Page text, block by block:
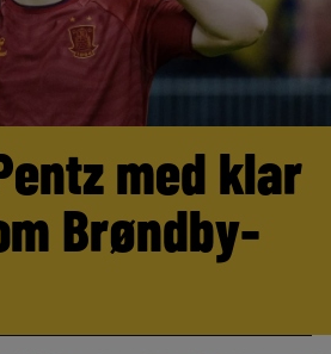
med klar
Brøndby-